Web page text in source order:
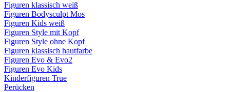
Figuren klassisch weiß
Figuren Bodysculpt Mos
Figuren Kids weiß
Figuren Style mit Kopf
Figuren Style ohne Kopf
Figuren klassisch hautfarbe
Figuren Evo & Evo2
Figuren Evo Kids
Kinderfiguren True
Perücken